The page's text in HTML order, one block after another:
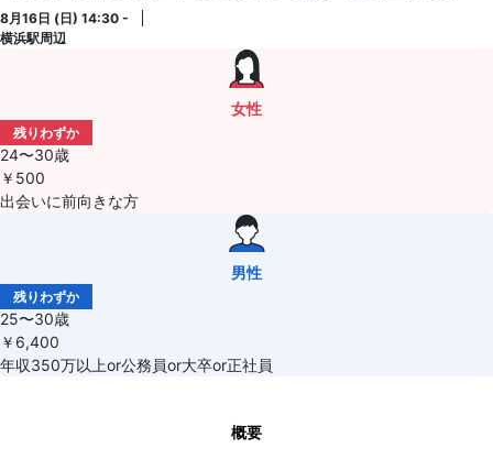
8月16日 (日) 14:30 -
横浜駅周辺
女性
残りわずか
24〜30歳
￥500
出会いに前向きな方
男性
残りわずか
25〜30歳
￥6,400
年収350万以上or公務員or大卒or正社員
概要